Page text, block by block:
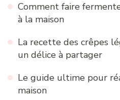
Comment faire
à la maison
La recette des crêpes
un délice à partager
Le guide ultime pour
maison